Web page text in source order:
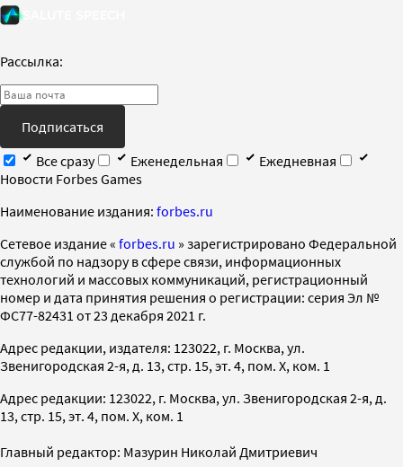
Рассылка:
Подписаться
Все сразу
Еженедельная
Ежедневная
Новости Forbes Games
Наименование издания: forbes.ru
Cетевое издание « forbes.ru » зарегистрировано Федеральной
службой по надзору в сфере связи, информационных
технологий и массовых коммуникаций, регистрационный
номер и дата принятия решения о регистрации: серия Эл №
ФС77-82431 от 23 декабря 2021 г.
Адрес редакции, издателя: 123022, г. Москва, ул.
Звенигородская 2-я, д. 13, стр. 15, эт. 4, пом. X, ком. 1
Адрес редакции: 123022, г. Москва, ул. Звенигородская 2-я, д.
13, стр. 15, эт. 4, пом. X, ком. 1
Главный редактор: Мазурин Николай Дмитриевич